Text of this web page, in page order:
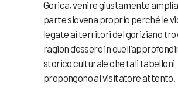
Gorica, venire giustamente
parte slovena proprio perché le
legate ai territori del goriziano
ragion d’essere in
storico culturale che tali tabelloni
propongono al visitatore attento.